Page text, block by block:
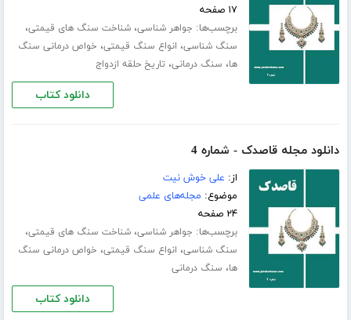
۱۷ صفحه
برچسب‌ها: جواهر شناسی،شناخت سنگ های قیمتی،
سنگ شناسی، انواع سنگ قیمتی، خواص درمانی سنگ
ها، سنگ درمانی، تاریخ حلقه ازدواج
دانلود کتاب
دانلود مجله قاصدک - شماره 4
از: علی خوش نیت
موضوع: مجله‌های علمی
۲۴ صفحه
برچسب‌ها: جواهر شناسی،شناخت سنگ های قیمتی،
سنگ شناسی، انواع سنگ قیمتی، خواص درمانی سنگ
ها، سنگ درمانی
دانلود کتاب